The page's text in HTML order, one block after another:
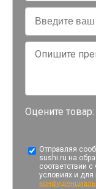
Оцените товар:
Отправляя
sushi.ru на
соответствии
условиях и